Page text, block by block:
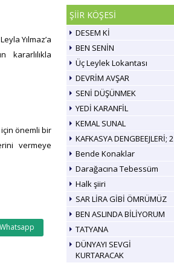
Yılmaz’a
kararlılıkla
önemli bir
vermeye
Whatsapp
ŞİİR KÖŞESİ
DESEM Kİ
BEN SENİN
Üç Leylek Lokantası
DEVRİM AVŞAR
SENİ DÜŞÜNMEK
YEDİ KARANFİL
KEMAL SUNAL
KAFKASYA DENGBEEJLERİ; 2
Bende Konaklar
Darağacına Tebessüm
Halk şiiri
SAR LİRA GİBİ ÖMRÜMÜZ
BEN ASLINDA BİLİYORUM
TATYANA
DÜNYAYI SEVGİ
KURTARACAK